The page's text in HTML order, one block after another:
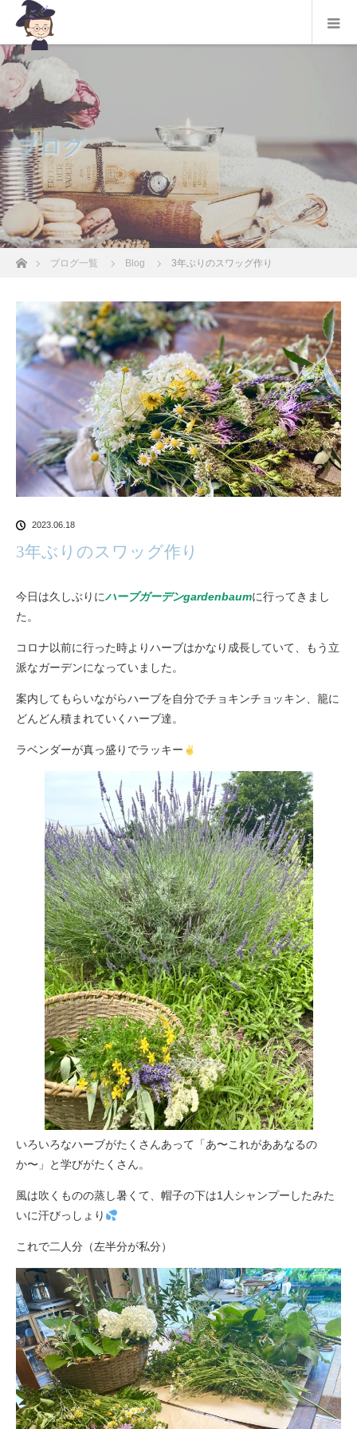
ブログ
ホームブログ一覧 Blog 3年ぶりのスワッグ作り
2023.06.18
3年ぶりのスワッグ作り
今日は久しぶりにハーブガーデンgardenbaumに行ってきまし
た。
コロナ以前に行った時よりハーブはかなり成長していて、もう立
派なガーデンになっていました。
案内してもらいながらハーブを自分でチョキンチョッキン、籠に
どんどん積まれていくハーブ達。
ラベンダーが真っ盛りでラッキー
いろいろなハーブがたくさんあって「あ〜これがああなるの
か〜」と学びがたくさん。
風は吹くものの蒸し暑くて、帽子の下は1人シャンプーしたみた
いに汗びっしょり
これで二人分（左半分が私分）